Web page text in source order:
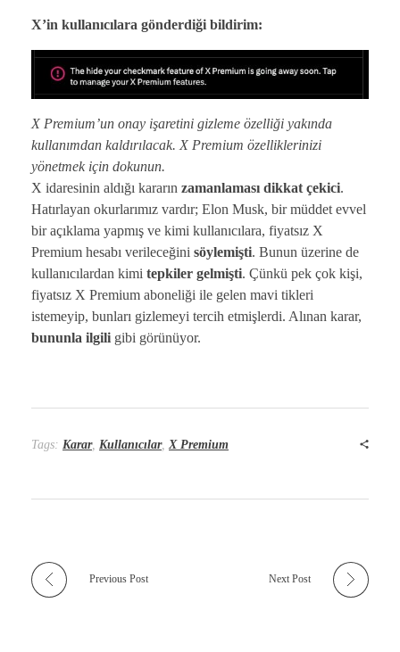
X’in kullanıcılara gönderdiği bildirim:
X Premium’un onay işaretini gizleme özelliği yakında
kullanımdan kaldırılacak. X Premium özelliklerinizi
yönetmek için dokunun.
X idaresinin aldığı kararın zamanlaması dikkat çekici.
Hatırlayan okurlarımız vardır; Elon Musk, bir müddet evvel
bir açıklama yapmış ve kimi kullanıcılara, fiyatsız X
Premium hesabı verileceğini söylemişti. Bunun üzerine de
kullanıcılardan kimi tepkiler gelmişti. Çünkü pek çok kişi,
fiyatsız X Premium aboneliği ile gelen mavi tikleri
istemeyip, bunları gizlemeyi tercih etmişlerdi. Alınan karar,
bununla ilgili gibi görünüyor.
Tags: Karar, Kullanıcılar, X Premium
Previous Post Next Post